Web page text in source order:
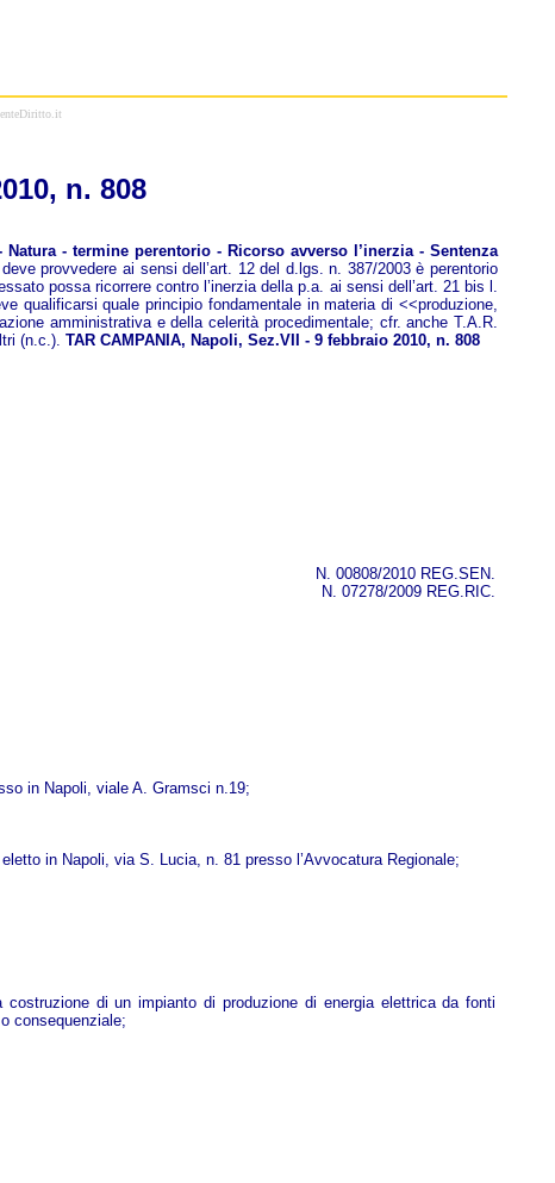
n. 808
- termine perentorio - Ricorso avverso l’inerzia - Sentenza
provvedere ai sensi dell’art. 12 del d.lgs. n. 387/2003 è perentorio
possa ricorrere contro l’inerzia della p.a. ai sensi dell’art. 21 bis l.
qualificarsi quale principio fondamentale in materia di <<produzione,
amministrativa e della celerità procedimentale; cfr. anche T.A.R.
(n.c.). TAR CAMPANIA, Napoli, Sez.VII - 9 febbraio 2010, n. 808
N. 00808/2010 REG.SEN.
N. 07278/2009 REG.RIC.
in Napoli, viale A. Gramsci n.19;
in Napoli, via S. Lucia, n. 81 presso l’Avvocatura Regionale;
di un impianto di produzione di energia elettrica da fonti
consequenziale;